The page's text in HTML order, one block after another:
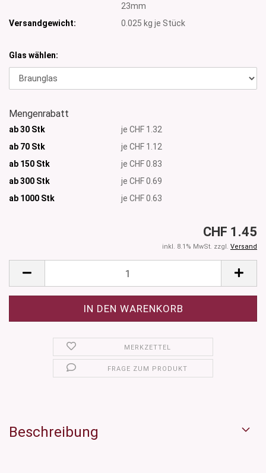
23mm
Versandgewicht:
0.025 kg je Stück
Glas wählen:
Mengenrabatt
ab 30 Stk
je CHF 1.32
ab 70 Stk
je CHF 1.12
ab 150 Stk
je CHF 0.83
ab 300 Stk
je CHF 0.69
ab 1000 Stk je CHF 0.63
CHF 1.45
inkl. 8.1% MwSt. zzgl. Versand
MERKZETTEL
FRAGE ZUM PRODUKT
Beschreibung